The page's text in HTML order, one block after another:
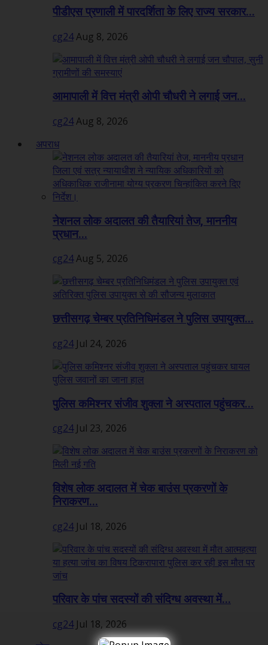
पीडीएस प्रणाली में पारदर्शिता के लिए राज्य सरकार...
cg24Aug 8, 2026
आमापाली में वित्त मंत्री ओपी चौधरी ने लगाई जन...
cg24Aug 8, 2026
अपराध
नेशनल लोक अदालत की तैयारियां तेज, माननीय
प्रधान...
cg24Aug 5, 2026
छत्तीसगढ़ चेम्बर प्रतिनिधिमंडल ने पुलिस उपायुक्त...
cg24 Jul 24, 2026
पुलिस कमिश्नर संजीव शुक्ला ने अस्पताल पहुंचकर...
cg24 Jul 23, 2026
विशेष लोक अदालत में चेक बाउंस प्रकरणों के
निराकरण...
cg24 Jul 18, 2026
परिवार के पांच सदस्यों की संदिग्ध अवस्था में...
cg24 Jul 18, 2026